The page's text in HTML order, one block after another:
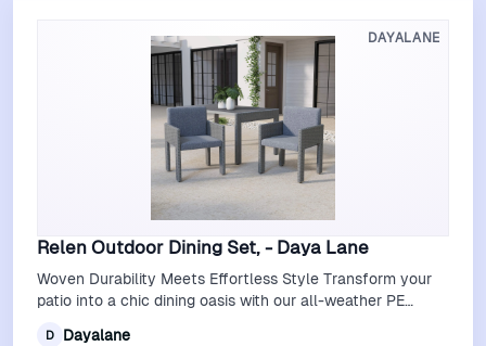
DAYALANE
Relen Outdoor Dining Set, - Daya Lane
Woven Durability Meets Effortless Style Transform your
patio into a chic dining oasis with our all-weather PE
D Dayalane